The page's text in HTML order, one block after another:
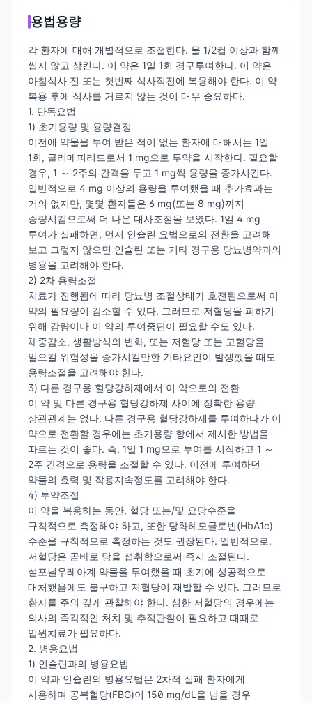
용법용량
각 환자에 대해 개별적으로 조절한다. 물 1/2컵 이상과 함께
씹지 않고 삼킨다. 이 약은 1일 1회 경구투여한다. 이 약은
아침식사 전 또는 첫번째 식사직전에 복용해야 한다. 이 약
복용 후에 식사를 거르지 않는 것이 매우 중요하다.
1. 단독요법
1) 초기용량 및 용량결정
이전에 약물을 투여 받은 적이 없는 환자에 대해서는 1일
1회, 글리메피리드로서 1 mg으로 투약을 시작한다. 필요할
경우, 1 ～ 2주의 간격을 두고 1 mg씩 용량을 증가시킨다.
일반적으로 4 mg 이상의 용량을 투여했을 때 추가효과는
거의 없지만, 몇몇 환자들은 6 mg(또는 8 mg)까지
증량시킴으로써 더 나은 대사조절을 보였다. 1일 4 mg
투여가 실패하면, 먼저 인슐린 요법으로의 전환을 고려해
보고 그렇지 않으면 인슐린 또는 기타 경구용 당뇨병약과의
병용을 고려해야 한다.
2) 2차 용량조절
치료가 진행됨에 따라 당뇨병 조절상태가 호전됨으로써 이
약의 필요량이 감소할 수 있다. 그러므로 저혈당을 피하기
위해 감량이나 이 약의 투여중단이 필요할 수도 있다.
체중감소, 생활방식의 변화, 또는 저혈당 또는 고혈당을
일으킬 위험성을 증가시킬만한 기타요인이 발생했을 때도
용량조절을 고려해야 한다.
3) 다른 경구용 혈당강하제에서 이 약으로의 전환
이 약 및 다른 경구용 혈당강하제 사이에 정확한 용량
상관관계는 없다. 다른 경구용 혈당강하제를 투여하다가 이
약으로 전환할 경우에는 초기용량 항에서 제시한 방법을
따르는 것이 좋다. 즉, 1일 1 mg으로 투여를 시작하고 1 ～
2주 간격으로 용량을 조절할 수 있다. 이전에 투여하던
약물의 효력 및 작용지속정도를 고려해야 한다.
4) 투약조절
이 약을 복용하는 동안, 혈당 또는/및 요당수준을
규칙적으로 측정해야 하고, 또한 당화헤모글로빈(HbA1c)
수준을 규칙적으로 측정하는 것도 권장된다. 일반적으로,
저혈당은 곧바로 당을 섭취함으로써 즉시 조절된다.
설포닐우레아계 약물을 투여했을 때 초기에 성공적으로
대처했음에도 불구하고 저혈당이 재발할 수 있다. 그러므로
환자를 주의 깊게 관찰해야 한다. 심한 저혈당의 경우에는
의사의 즉각적인 처치 및 추적관찰이 필요하고 때때로
입원치료가 필요하다.
2. 병용요법
1) 인슐린과의 병용요법
이 약과 인슐린의 병용요법은 2차적 실패 환자에게
사용하며 공복혈당(FBG)이 150 mg/dL을 넘을 경우